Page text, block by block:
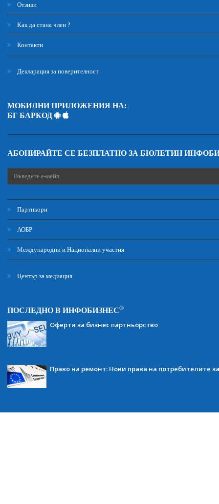
Отзиви
Как да стана член ?
Контакти
Декларация за поверителност
МОБИЛНИ ПРИЛОЖЕНИЯ НА:
БГ БАРКОД
АБОНИРАЙТЕ СЕ БЕЗПЛАТНО ЗА БЮЛЕТИН
Партньори
АОБР
Международни и Национални участия
Център за медиация
ПОСЛЕДНО В ИНФОБИЗНЕС®
Оферти за бизнес партньорство
Право на ремонт: Нови права на потребителите